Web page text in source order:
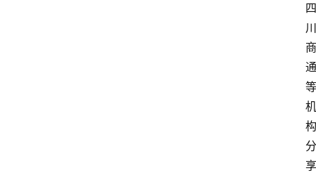
四
川
商
通
等
机
构
分
享